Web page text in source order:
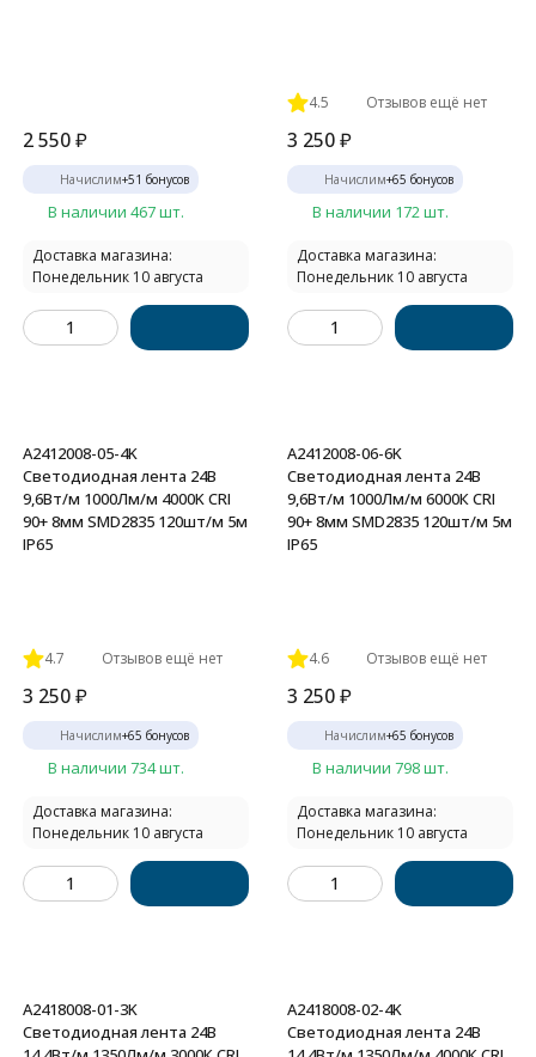
2 550₽
Начислим+51 бонусов
В наличии 467 шт.
Доставка магазина:
Понедельник 10 августа
4.5 Отзывов ещё нет
3 250₽
Начислим+65 бонусов
В наличии 172 шт.
Доставка магазина:
Понедельник 10 августа
A2412008-05-4K
Светодиодная лента 24В
9,6Вт/м 1000Лм/м 4000K CRI
90+ 8мм SMD2835 120шт/м 5м
IP65
4.7 Отзывов ещё нет
3 250₽
Начислим+65 бонусов
В наличии 734 шт.
Доставка магазина:
Понедельник 10 августа
A2412008-06-6K
Светодиодная лента 24В
9,6Вт/м 1000Лм/м 6000К CRI
90+ 8мм SMD2835 120шт/м 5м
IP65
4.6 Отзывов ещё нет
3 250₽
Начислим+65 бонусов
В наличии 798 шт.
Доставка магазина:
Понедельник 10 августа
A2418008-01-3K
Светодиодная лента 24В
A2418008-02-4K
Светодиодная лента 24В